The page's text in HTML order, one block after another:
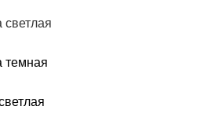
светлая
темная